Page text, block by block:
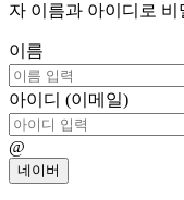
자 이름과 아이디로
이름
아이디 (이메일)
@
네이버